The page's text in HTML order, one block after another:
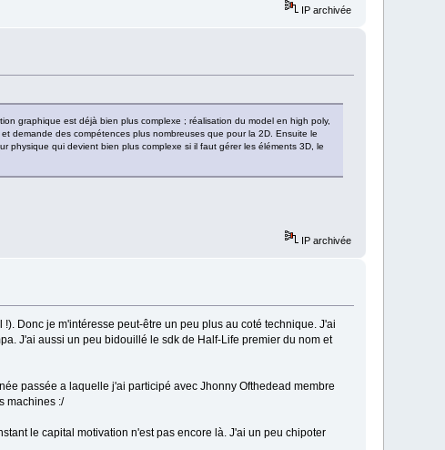
IP archivée
graphique est déjà bien plus complexe ; réalisation du model en high poly,
demande des compétences plus nombreuses que pour la 2D. Ensuite le
physique qui devient bien plus complexe si il faut gérer les éléments 3D, le
IP archivée
Donc je m'intéresse peut-être un peu plus au coté technique. J'ai
J'ai aussi un peu bidouillé le sdk de Half-Life premier du nom et
passée a laquelle j'ai participé avec Jhonny Ofthedead membre
machines :/
le capital motivation n'est pas encore là. J'ai un peu chipoter